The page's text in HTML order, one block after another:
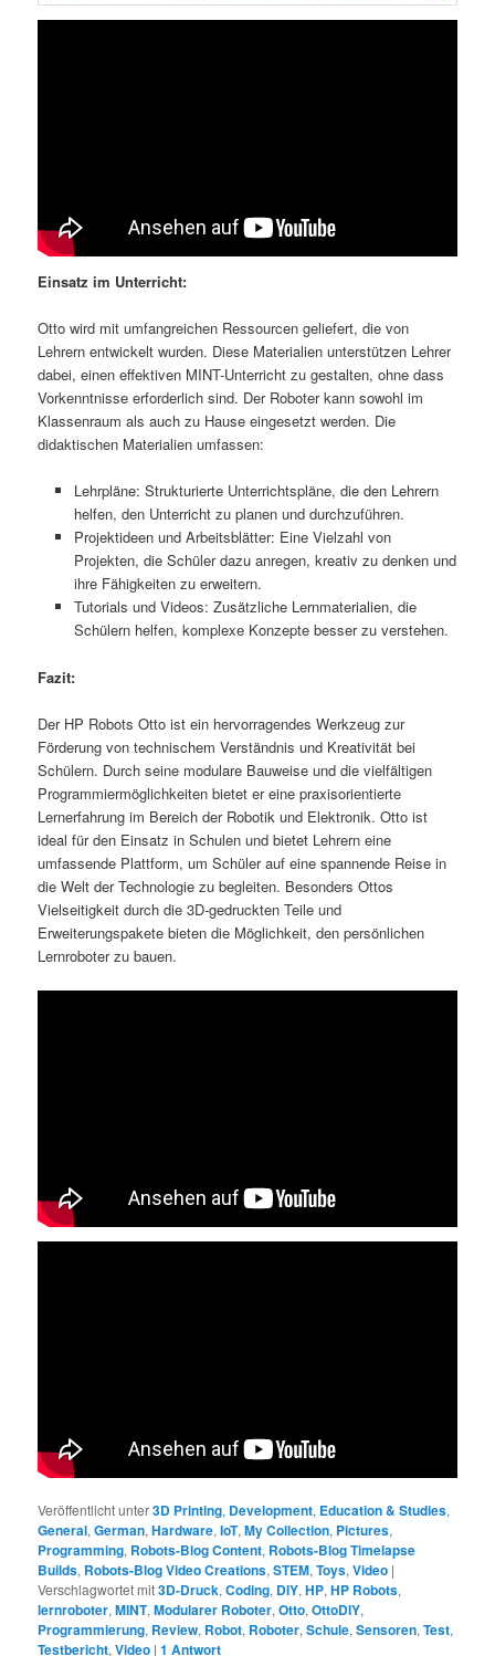
Einsatz im Unterricht:
Otto wird mit umfangreichen Ressourcen geliefert, die von
Lehrern entwickelt wurden. Diese Materialien unterstützen Lehrer
dabei, einen effektiven MINT-Unterricht zu gestalten, ohne dass
Vorkenntnisse erforderlich sind. Der Roboter kann sowohl im
Klassenraum als auch zu Hause eingesetzt werden. Die
didaktischen Materialien umfassen:
Lehrpläne: Strukturierte Unterrichtspläne, die den Lehrern
helfen, den Unterricht zu planen und durchzuführen.
Projektideen und Arbeitsblätter: Eine Vielzahl von
Projekten, die Schüler dazu anregen, kreativ zu denken und
ihre Fähigkeiten zu erweitern.
Tutorials und Videos: Zusätzliche Lernmaterialien, die
Schülern helfen, komplexe Konzepte besser zu verstehen.
Fazit:
Der HP Robots Otto ist ein hervorragendes Werkzeug zur
Förderung von technischem Verständnis und Kreativität bei
Schülern. Durch seine modulare Bauweise und die vielfältigen
Programmiermöglichkeiten bietet er eine praxisorientierte
Lernerfahrung im Bereich der Robotik und Elektronik. Otto ist
ideal für den Einsatz in Schulen und bietet Lehrern eine
umfassende Plattform, um Schüler auf eine spannende Reise in
die Welt der Technologie zu begleiten. Besonders Ottos
Vielseitigkeit durch die 3D-gedruckten Teile und
Erweiterungspakete bieten die Möglichkeit, den persönlichen
Lernroboter zu bauen.
Veröffentlicht unter3D Printing, Development, Education & Studies,
General,German,Hardware,IoT,My Collection, Pictures,
Programming, Robots-Blog Content, Robots-Blog Timelapse
Builds, Robots-Blog Video Creations,STEM,Toys,Video |
Verschlagwortet mit3D-Druck,Coding, DIY,HP,HP Robots,
lernroboter,MINT,Modularer Roboter,Otto,OttoDIY,
Programmierung, Review, Robot, Roboter,Schule,Sensoren,Test,
Testbericht,Video |1 Antwort